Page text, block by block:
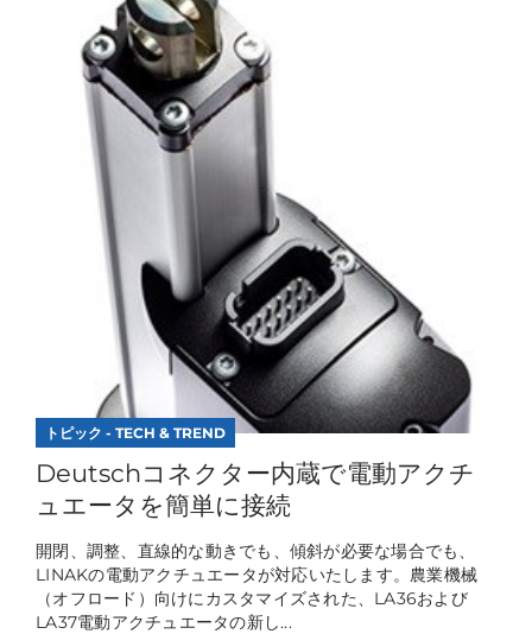
トピック - TECH & TREND
Deutschコネクター内蔵で電動アクチ
ュエータを簡単に接続
開閉、調整、直線的な動きでも、傾斜が必要な場合でも、
LINAKの電動アクチュエータが対応いたします。農業機械
（オフロード）向けにカスタマイズされた、LA36および
LA37電動アクチュエータの新し...